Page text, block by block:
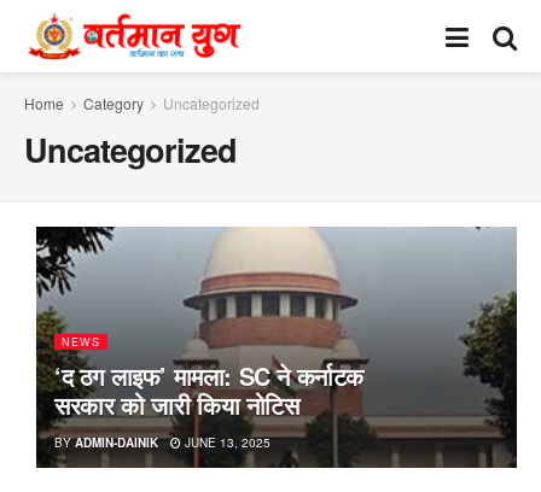
Home Category Uncategorized
Uncategorized
NEWS
‘द ठग लाइफ’ मामला: SC ने कर्नाटक
सरकार को जारी किया नोटिस
BY ADMIN-DAINIK JUNE 13, 2025